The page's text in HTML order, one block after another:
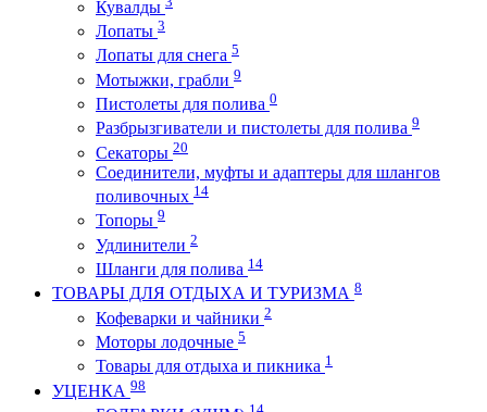
Кувалды
Лопаты 3
Лопаты для снега 5
Мотыжки, грабли 9
Пистолеты для полива 0
Разбрызгиватели и пистолеты для полива 9
Секаторы 20
Соединители, муфты и адаптеры для шлангов
поливочных 14
Топоры 9
Удлинители 2
Шланги для полива 14
ТОВАРЫ ДЛЯ ОТДЫХА И ТУРИЗМА 8
Кофеварки и чайники 2
Моторы лодочные 5
Товары для отдыха и пикника 1
УЦЕНКА 98